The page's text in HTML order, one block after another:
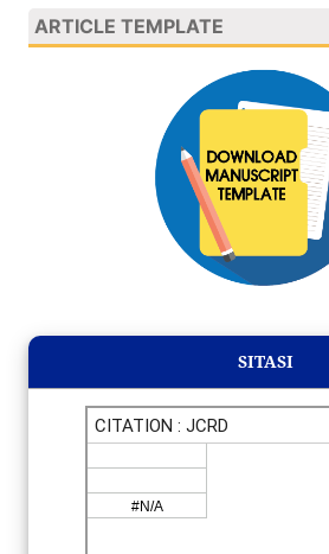
ARTICLE TEMPLATE
SITASI